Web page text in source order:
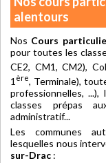
alentours
Nos Cours
pour toutes les
CE2, CM1, CM2),
1 ère, Terminale),
professionnelles,
classes prépas
administratif...
Les communes
lesquelles nous
sur-Drac :